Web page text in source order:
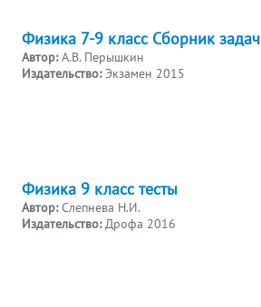
Физика 7-9 класс Сборник задач
Автор:А.В. Перышкин
Издательство:Экзамен 2015
Физика 9 класс тесты
Автор:Слепнева Н.И.
Издательство:Дрофа 2016